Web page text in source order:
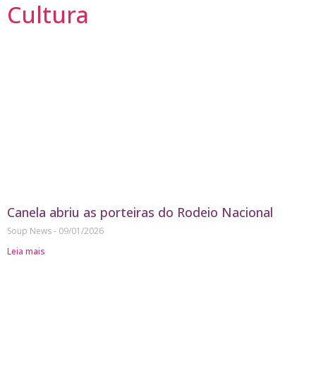
Cultura
Canela abriu as porteiras do Rodeio Nacional
Soup News
09/01/2026
Leia mais